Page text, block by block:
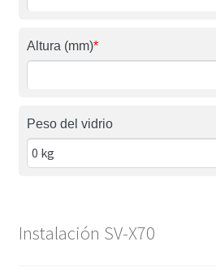
Altura (mm)*
Peso del vidrio
Instalación SV-X70